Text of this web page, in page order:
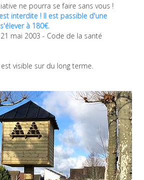
ne pourra se faire sans vous !
interdite ! Il est passible d'une
à 180€.
mai 2003 - Code de la santé
visible sur du long terme.